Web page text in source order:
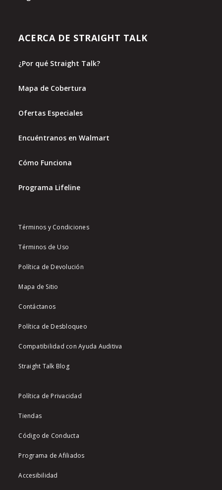
ACERCA DE STRAIGHT TALK
¿Por qué Straight Talk?
Mapa de Cobertura
Ofertas Especiales
Encuéntranos en Walmart
Cómo Funciona
Programa Lifeline
Términos y Condiciones
Términos de Uso
Política de Devolución
Mapa de Sitio
Contáctanos
Política de Desbloqueo
Compatibilidad con Ayuda Auditiva
Straight Talk Blog
Política de Privacidad
Tiendas
Código de Conducta
Programa de Afiliados
Accesibilidad